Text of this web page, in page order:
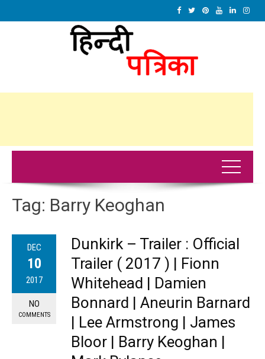
Tag: Barry Keoghan
DEC
10
2017
NO
COMMENTS
Dunkirk – Trailer : Official
Trailer ( 2017 ) | Fionn
Whitehead | Damien
Bonnard | Aneurin Barnard
| Lee Armstrong | James
Bloor | Barry Keoghan |